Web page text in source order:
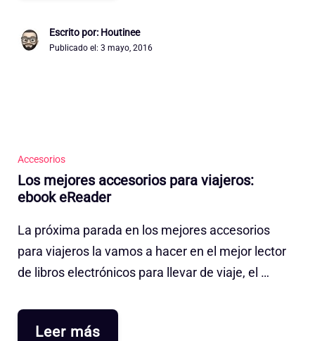
Escrito por: Houtinee
Publicado el: 3 mayo, 2016
Accesorios
Los mejores accesorios para viajeros:
ebook eReader
La próxima parada en los mejores accesorios
para viajeros la vamos a hacer en el mejor lector
de libros electrónicos para llevar de viaje, el …
Leer más